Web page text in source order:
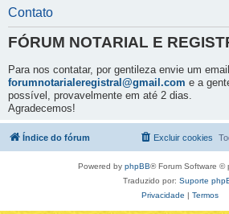
Contato
FÓRUM NOTARIAL E
Para nos contatar, por gentileza envie um
forumnotarialeregistral@gmail.com e a
possível, provavelmente em até 2 dias.
Agradecemos!
Índice do fórum Excluir cookies
Powered by phpBB® Forum Software ©
Traduzido por: Suporte
Privacidade | Termos